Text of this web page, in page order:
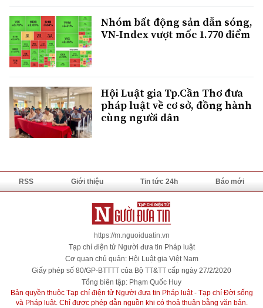
Nhóm bất động sản dẫn sóng,
VN-Index vượt mốc 1.770 điểm
Hội Luật gia Tp.Cần Thơ đưa
pháp luật về cơ sở, đồng hành
cùng người dân
RSS Giới thiệu Tin tức 24h Báo mới
https://m.nguoiduatin.vn
Tạp chí điện tử Người đưa tin Pháp luật
Cơ quan chủ quản: Hội Luật gia Việt Nam
Giấy phép số 80/GP-BTTTT của Bộ TT&TT cấp ngày 27/2/2020
Tổng biên tập: Phạm Quốc Huy
Bản quyền thuộc Tạp chí điện tử Người đưa tin Pháp luật - Tạp chí Đời sống
và Pháp luật. Chỉ được phép dẫn nguồn khi có thoả thuận bằng văn bản.